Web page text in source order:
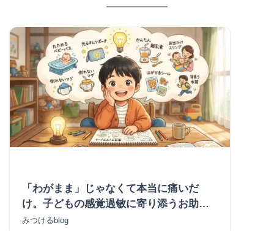
「わがまま」じゃなくて本当に痛いだ
け。子どもの感覚過敏に寄り添うお助け
アイテム3選
みつけるblog